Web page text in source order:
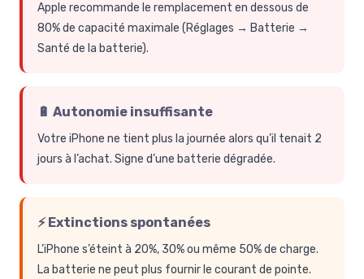
Apple recommande le remplacement en dessous de
80% de capacité maximale (Réglages → Batterie →
Santé de la batterie).
🔋 Autonomie insuffisante
Votre iPhone ne tient plus la journée alors qu’il tenait 2
jours à l’achat. Signe d’une batterie dégradée.
⚡ Extinctions spontanées
L’iPhone s’éteint à 20%, 30% ou même 50% de charge.
La batterie ne peut plus fournir le courant de pointe.